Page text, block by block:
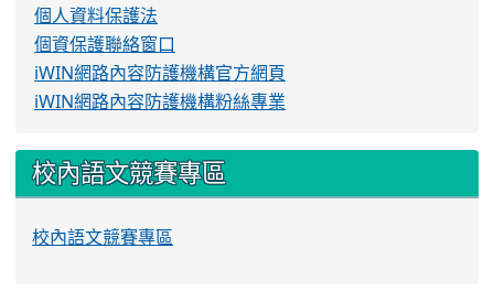
個人資料保護法
個資保護聯絡窗口
iWIN網路內容防護機構官方網頁
iWIN網路內容防護機構粉絲專業
校內語文競賽專區
校內語文競賽專區